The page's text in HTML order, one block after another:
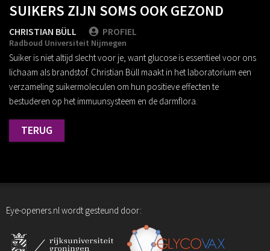
SUIKERS ZIJN SOMS OOK GEZOND
CHRISTIAN BÜLL PROFIEL
Radboud Universiteit Nijmegen
Suiker is niet altijd slecht voor je, want glucose is essentieel voor ons
lichaam als brandstof. Christian Büll maakt in het laboratorium een
verzameling suikermoleculen om hun positieve effecten te
bestuderen op het immuunsysteem en de darmflora.
TERUG
Eye-openers.nl wordt gesteund door: